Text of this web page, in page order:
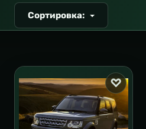
Сортировка: